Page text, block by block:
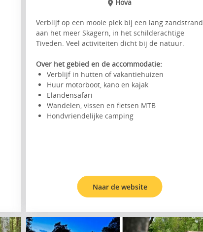
Hova
Verblijf op een mooie plek bij een lang zandstrand
aan het meer Skagern, in het schilderachtige
Tiveden. Veel activiteiten dicht bij de natuur.
Over het gebied en de accommodatie:
Verblijf in hutten of vakantiehuizen
Huur motorboot, kano en kajak
Elandensafari
Wandelen, vissen en fietsen MTB
Hondvriendelijke camping
Naar de website